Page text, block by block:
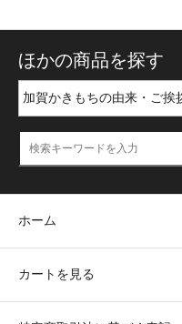
ほかの商品を探す
ホーム
カートを見る